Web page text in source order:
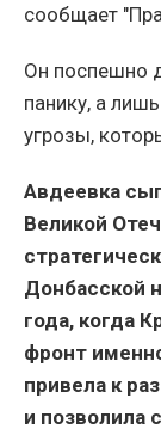
сообщает
Он поспешно
панику, а
угрозы,
Авдеевка
Великой
Донбасской
года, когда
фронт
привела к
и позволила